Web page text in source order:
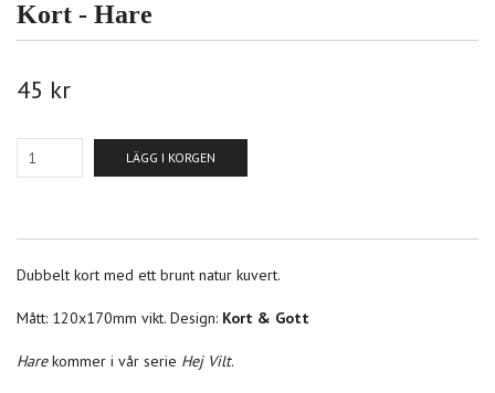
Kort - Hare
45 kr
LÄGG I KORGEN
Dubbelt kort med ett brunt natur kuvert.
Mått: 120x170mm vikt. Design: Kort & Gott
Harekommer i vår serie Hej Vilt.